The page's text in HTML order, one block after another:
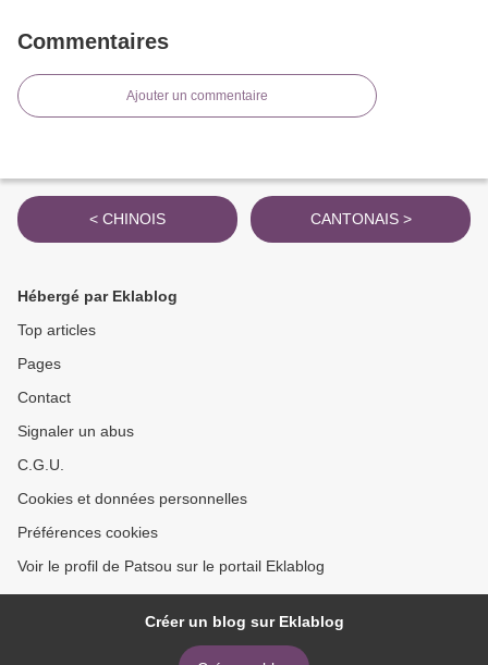
Commentaires
Ajouter un commentaire
< CHINOIS CANTONAIS >
Hébergé par Eklablog
Top articles
Pages
Contact
Signaler un abus
C.G.U.
Cookies et données personnelles
Préférences cookies
Voir le profil de Patsou sur le portail Eklablog
Créer un blog sur Eklablog